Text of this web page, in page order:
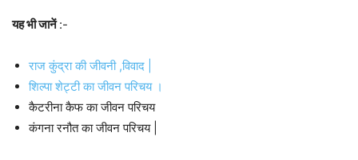
यह भी जानें:-
राज कुंद्रा की जीवनी ,विवाद |
शिल्पा शेट्टी का जीवन परिचय ।
कैटरीना कैफ का जीवन परिचय
कंगना रनौत का जीवन परिचय |